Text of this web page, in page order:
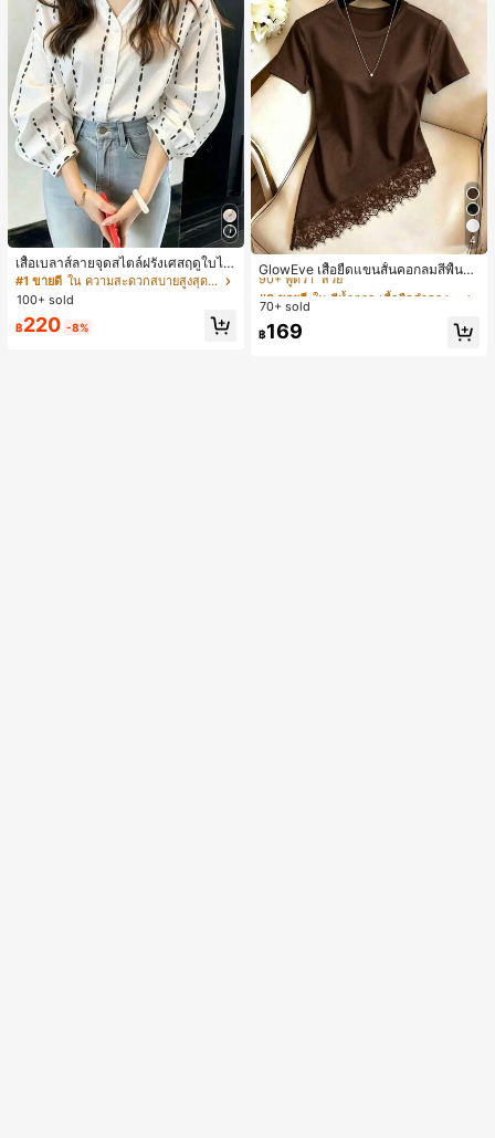
เสื้อเบลาส์ลายจุดสไตล์ฝรั่งเศสฤดูใบไม้
ร่วง, ทรงเข้ารูป, แขนยาวคอวี, สไตล์ให
ม่ฤดูใบไม้ผลิ, ป้องกันแสงแดด, ใส่ไป
ทำงานและลำลอง สีขาว
#1 ขายดี
ใน ความสะดวกสบายสูงสุด เสื้อสตรี เสื้อเบลาส์ & Tee
100+ sold
฿220 -8%
4
GlowEve เสื้อยืดแขนสั้นคอกลมสีพื้นลำ
ลองอเนกประสงค์สำหรับผู้หญิง
#3 ขายดี
ใน สีน้ำตาล เสื้อยืดลำลองพื้นฐาน
90+ พูดว่า "สวย"
#3 ขายดี
90+ พูดว่า "สวย"
#3 ขายดี
90+ พูดว่า "สวย"
#3 ขายดี
ใน สีน้ำตาล เสื้อยืดลำลองพื้นฐาน
70+ sold
฿169